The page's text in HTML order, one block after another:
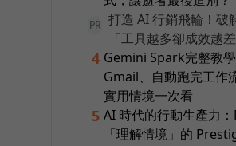
PR
打造 AI 行銷飛輪！破
「工具越多卻成效越
4 Gemini Spark完整教
Gmail、自動跑完工作
實用情境一次看
5 AI 時代的行動生產力
「理解情境」的